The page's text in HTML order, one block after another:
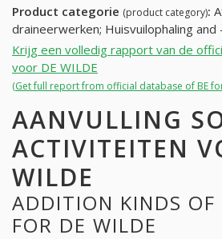
Product categorie (product category):
draineerwerken; Huisvuilophaling
Krijg een volledig rapport van de
voor DE WILDE
(Get full report from official database of BE for
AANVULLING
ACTIVITEITEN
WILDE
ADDITION KINDS OF
FOR DE WILDE